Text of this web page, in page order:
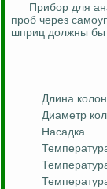
Прибор для
проб через
шприц должны
Длина
Диаметр
Насадка